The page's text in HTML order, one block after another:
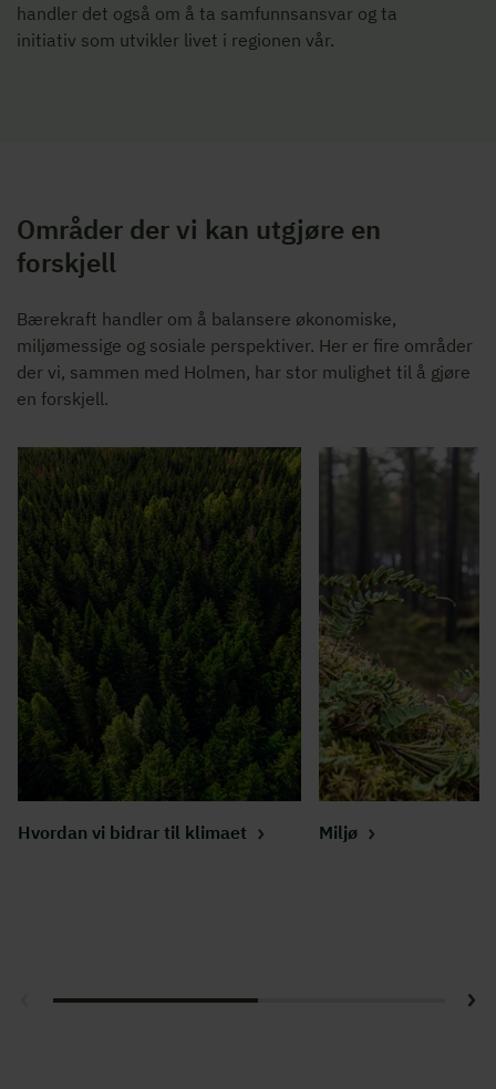
handler det også om å ta samfunnsansvar og ta
initiativ som utvikler livet i regionen vår.
Områder der vi kan utgjøre en
forskjell
Bærekraft handler om å balansere økonomiske,
miljømessige og sosiale perspektiver. Her er fire områder
der vi, sammen med Holmen, har stor mulighet til å gjøre
en forskjell.
Hvordan vi bidrar til klimaet
Stensöta på mossig
Miljø